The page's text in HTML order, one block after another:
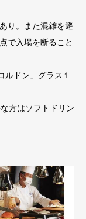
り。また混雑を避
で入場を断ること
ルドン」グラス１
方はソフトドリン